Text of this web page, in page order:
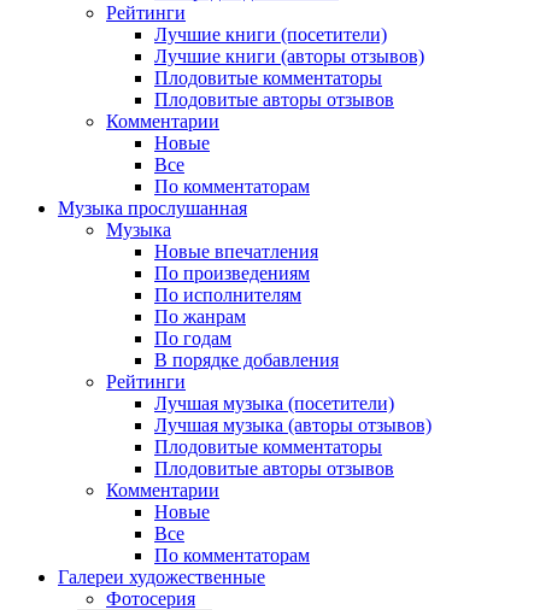
Рейтинги
Лучшие книги (посетители)
Лучшие книги (авторы отзывов)
Плодовитые комментаторы
Плодовитые авторы отзывов
Комментарии
Новые
Все
По комментаторам
Музыка прослушанная
Музыка
Новые впечатления
По произведениям
По исполнителям
По жанрам
По годам
В порядке добавления
Рейтинги
Лучшая музыка (посетители)
Лучшая музыка (авторы отзывов)
Плодовитые комментаторы
Плодовитые авторы отзывов
Комментарии
Новые
Все
По комментаторам
Галереи художественные
Фотосерия